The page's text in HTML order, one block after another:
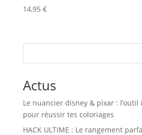
14,95 €
Actus
Le nuancier disney & pixar :
pour réussir tes coloriages
HACK ULTIME : Le rangement